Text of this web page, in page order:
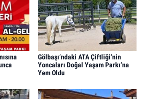
Gölbaşı’ndaki ATA Çiftliği’nin
Yoncaları Doğal Yaşam Parkı’na
Yem Oldu